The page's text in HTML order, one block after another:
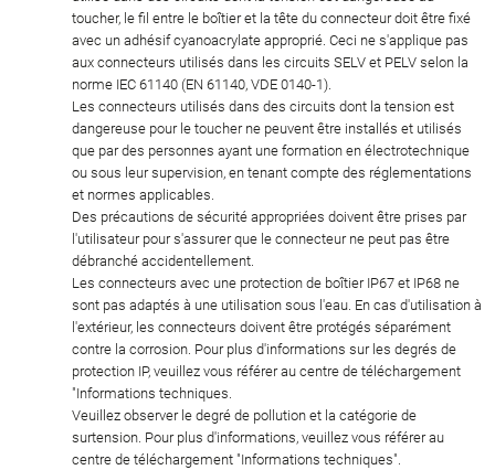
toucher, le fil entre le boîtier et la tête du connecteur doit être fixé
avec un adhésif cyanoacrylate approprié. Ceci ne s'applique pas
aux connecteurs utilisés dans les circuits SELV et PELV selon la
norme IEC 61140 (EN 61140, VDE 0140-1).
Les connecteurs utilisés dans des circuits dont la tension est
dangereuse pour le toucher ne peuvent être installés et utilisés
que par des personnes ayant une formation en électrotechnique
ou sous leur supervision, en tenant compte des réglementations
et normes applicables.
Des précautions de sécurité appropriées doivent être prises par
l'utilisateur pour s'assurer que le connecteur ne peut pas être
débranché accidentellement.
Les connecteurs avec une protection de boîtier IP67 et IP68 ne
sont pas adaptés à une utilisation sous l'eau. En cas d'utilisation à
l'extérieur, les connecteurs doivent être protégés séparément
contre la corrosion. Pour plus d'informations sur les degrés de
protection IP, veuillez vous référer au centre de téléchargement
"Informations techniques.
Veuillez observer le degré de pollution et la catégorie de
surtension. Pour plus d'informations, veuillez vous référer au
centre de téléchargement "Informations techniques".